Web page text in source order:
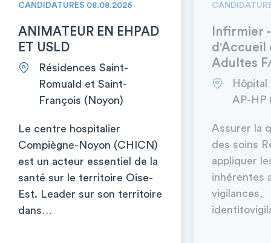
CANDIDATURES 08.08.2026
ANIMATEUR EN EHPAD
ET USLD
Résidences Saint-
Romuald et Saint-
François (Noyon)
Le centre hospitalier
Compiègne-Noyon (CHICN)
est un acteur essentiel de la
santé sur le territoire Oise-
Est. Leader sur son territoire
dans…
Infirmier
d'Accueil
Adultes
AP-HP
Assurer la
des soins
appliquer
inhérentes
vigilances,